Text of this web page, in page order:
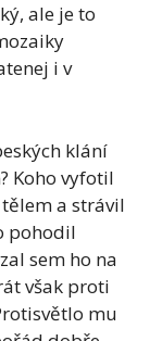
ale je to
i v
klání
Koho vyfotil
a strávil
pohodil
sem ho na
však proti
mu